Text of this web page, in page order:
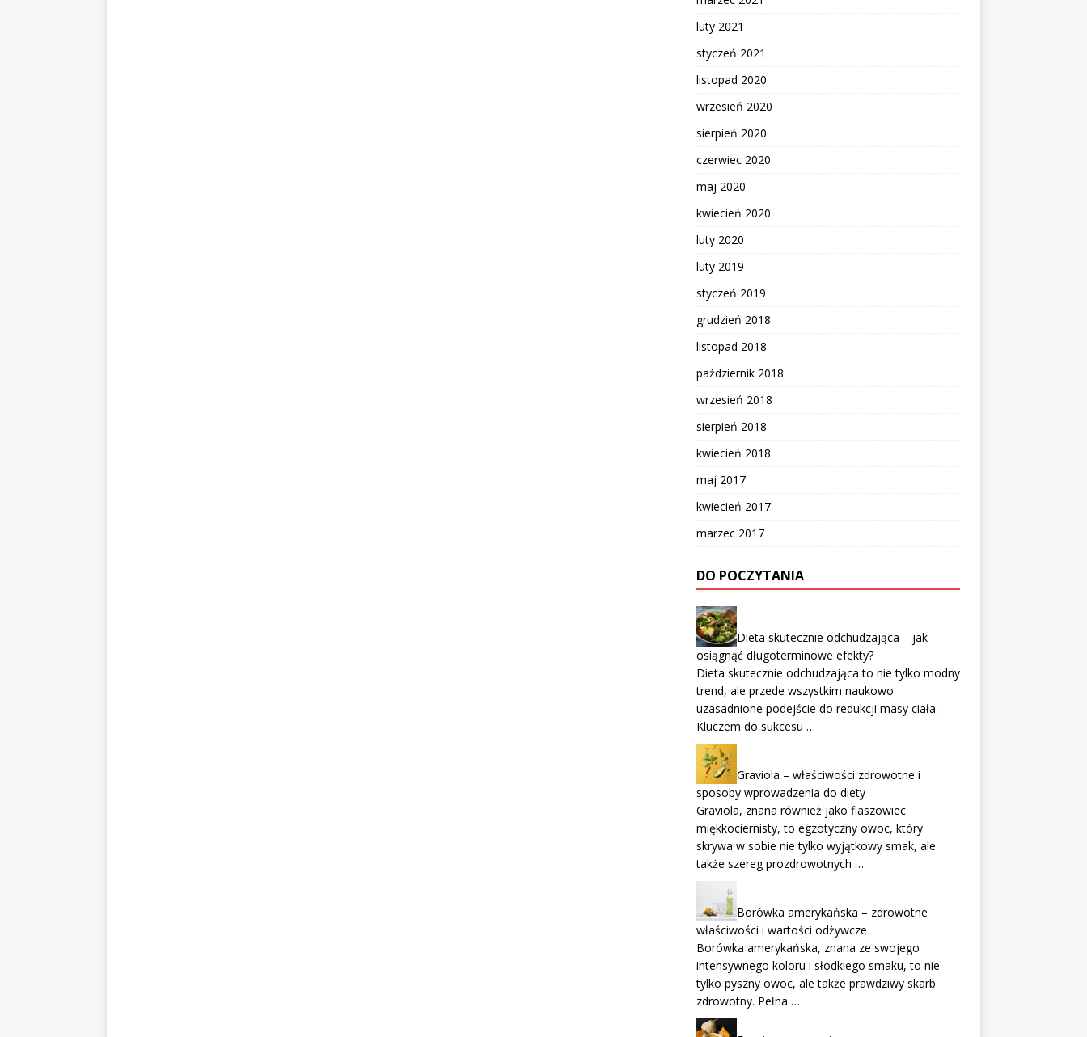
luty 2021
styczeń 2021
listopad 2020
wrzesień 2020
sierpień 2020
czerwiec 2020
maj 2020
kwiecień 2020
luty 2020
luty 2019
styczeń 2019
grudzień 2018
listopad 2018
październik 2018
wrzesień 2018
sierpień 2018
kwiecień 2018
maj 2017
kwiecień 2017
marzec 2017
DO POCZYTANIA
Dieta skutecznie odchudzająca – jak
osiągnąć długoterminowe efekty?
Dieta skutecznie odchudzająca to nie tylko modny
trend, ale przede wszystkim naukowo
uzasadnione podejście do redukcji masy ciała.
Kluczem do sukcesu …
Graviola – właściwości zdrowotne i
sposoby wprowadzenia do diety
Graviola, znana również jako flaszowiec
miękkociernisty, to egzotyczny owoc, który
skrywa w sobie nie tylko wyjątkowy smak, ale
także szereg prozdrowotnych …
Borówka amerykańska – zdrowotne
właściwości i wartości odżywcze
Borówka amerykańska, znana ze swojego
intensywnego koloru i słodkiego smaku, to nie
tylko pyszny owoc, ale także prawdziwy skarb
zdrowotny. Pełna …